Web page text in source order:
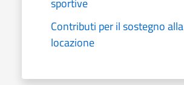
sportive
Contributi per il sostegno alla
locazione